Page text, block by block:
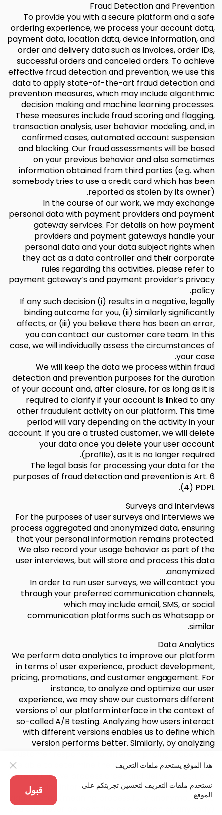
Fraud Detection and Prevention
To provide you with a secure platform and a safe
ordering experience, we process your account data,
payment data, location data, device information, and
order and delivery data such as invoices, order IDs,
successful orders and canceled orders. To achieve
effective fraud detection and prevention, we use this
data to apply state-of-the-art fraud detection and
prevention measures, which may include algorithmic
decision making and machine learning processes.
These measures include fraud scoring and flagging,
transaction analysis, user behavior modeling, and, in
confirmed cases, automated account suspension
and blocking. Our fraud assessments will be based
on your previous behavior and also sometimes
information obtained from third parties (e.g. when
somebody tries to use a credit card which has been
reported as stolen by its owner).
In the course of our work, we may exchange
personal data with payment providers and payment
gateway services. For details on how payment
providers and payment gateways handle your
personal data and your data subject rights when
they act as a data controller and their corporate
rules regarding this activities, please refer to
payment gateway’s and payment provider’s privacy
policy.
If any such decision (i) results in a negative, legally
binding outcome for you, (ii) similarly significantly
affects, or (iii) you believe there has been an error,
you can contact our customer care team. In this
case, we will individually assess the circumstances of
your case.
We will keep the data we process within fraud
detection and prevention purposes for the duration
of your account and, after closure, for as long as it is
required to clarify if your account is linked to any
other fraudulent activity on our platform. This time
period will vary depending on the activity in your
account. If you are a trusted customer, we will delete
your data once you delete your user account
(profile), as it is no longer required.
The legal basis for processing your data for the
purposes of fraud detection and prevention is Art. 6
(4) PDPL.
Surveys and interviews
For the purposes of user surveys and interviews we
process aggregated and anonymized data, ensuring
that your personal information remains protected.
We also record your usage behavior as part of the
user interviews, but will store and process this data
anonymized.
In order to run user surveys, we will contact you
through your preferred communication channels,
which may include email, SMS, or social
communication platforms such as Whatsapp or
similar.
Data Analytics
We perform data analytics to improve our platform
in terms of user experience, product development,
pricing, promotions, and customer engagement. For
instance, to analyze and optimize our user
experience, we may show our customers different
versions of our platform interface in the context of
so-called A/B testing. Analyzing how users interact
with different versions enables us to define which
version performs better. Similarly, by analyzing
are able to determine the right pricing strategies. To
achieve this, we process order and delivery data, and
device information. These insights are typically
aggregated (meaning process fully anonymously, so
you can never be identified as a person by anybody)
هذا الموقع يستخدم ملفات التعريف
نستخدم ملفات التعريف لتحسين تجربتكم على
الموقع
قبول